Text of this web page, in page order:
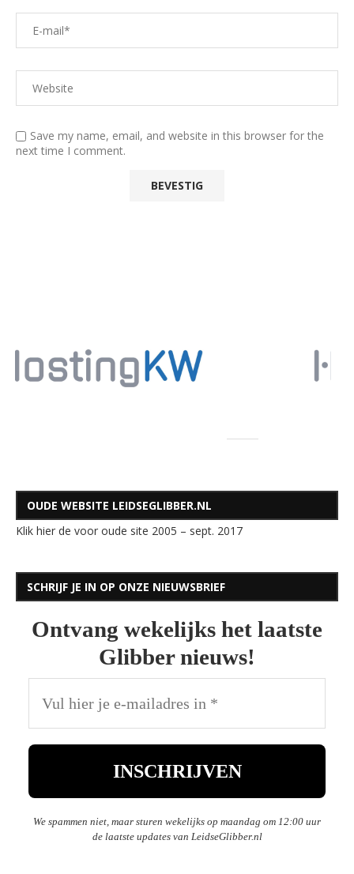
Save my name, email, and website in this browser for the
next time I comment.
OUDE WEBSITE LEIDSEGLIBBER.NL
Klik hier de voor oude site 2005 – sept. 2017
SCHRIJF JE IN OP ONZE NIEUWSBRIEF
Ontvang wekelijks het laatste
Glibber nieuws!
We spammen niet, maar sturen wekelijks op maandag om 12:00 uur
de laatste updates van LeidseGlibber.nl